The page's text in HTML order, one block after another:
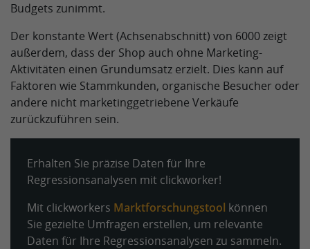
Budgets zunimmt.
Der konstante Wert (Achsenabschnitt) von 6000 zeigt
außerdem, dass der Shop auch ohne Marketing-
Aktivitäten einen Grundumsatz erzielt. Dies kann auf
Faktoren wie Stammkunden, organische Besucher oder
andere nicht marketinggetriebene Verkäufe
zurückzuführen sein.
Erhalten Sie präzise Daten für Ihre
Regressionsanalysen mit clickworker!
Mit clickworkers Marktforschungstool können
Sie gezielte Umfragen erstellen, um relevante
Daten für Ihre Regressionsanalysen zu sammeln.